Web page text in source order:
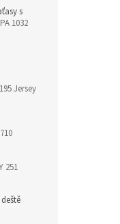
s
PA 1032
Jersey
251